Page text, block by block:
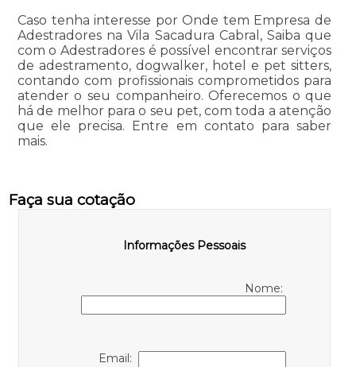
Caso tenha interesse por Onde tem Empresa de
Adestradores na Vila Sacadura Cabral, Saiba que
com o Adestradores é possível encontrar serviços
de adestramento, dogwalker, hotel e pet sitters,
contando com profissionais comprometidos para
atender o seu companheiro. Oferecemos o que
há de melhor para o seu pet, com toda a atenção
que ele precisa. Entre em contato para saber
mais.
Faça sua cotação
Informações Pessoais
Nome:
Email: